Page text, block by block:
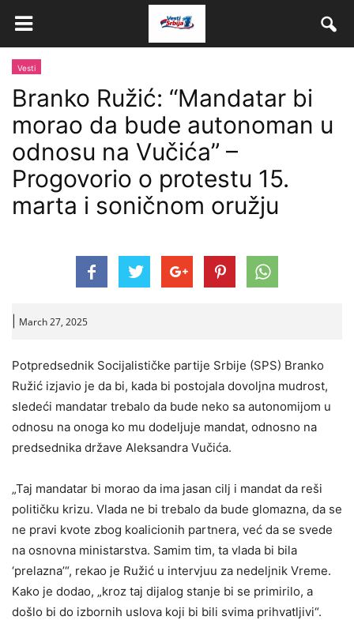
Vesti
Branko Ružić: “Mandatar bi
morao da bude autonoman u
odnosu na Vučića” –
Progovorio o protestu 15.
marta i soničnom oružju
March 27, 2025
Potpredsednik Socijalističke partije Srbije (SPS) Branko
Ružić izjavio je da bi, kada bi postojala dovoljna mudrost,
sledeći mandatar trebalo da bude neko sa autonomijom u
odnosu na onoga ko mu dodeljuje mandat, odnosno na
predsednika države Aleksandra Vučića.
„Taj mandatar bi morao da ima jasan cilj i mandat da reši
političku krizu. Vlada ne bi trebalo da bude glomazna, da se
ne pravi kvote zbog koalicionih partnera, već da se svede
na osnovna ministarstva. Samim tim, ta vlada bi bila
‘prelazna’“, rekao je Ružić u intervjuu za nedeljnik Vreme.
Kako je dodao, „kroz taj dijalog stanje bi se primirilo, a
došlo bi do izbornih uslova koji bi bili svima prihvatljivi“.